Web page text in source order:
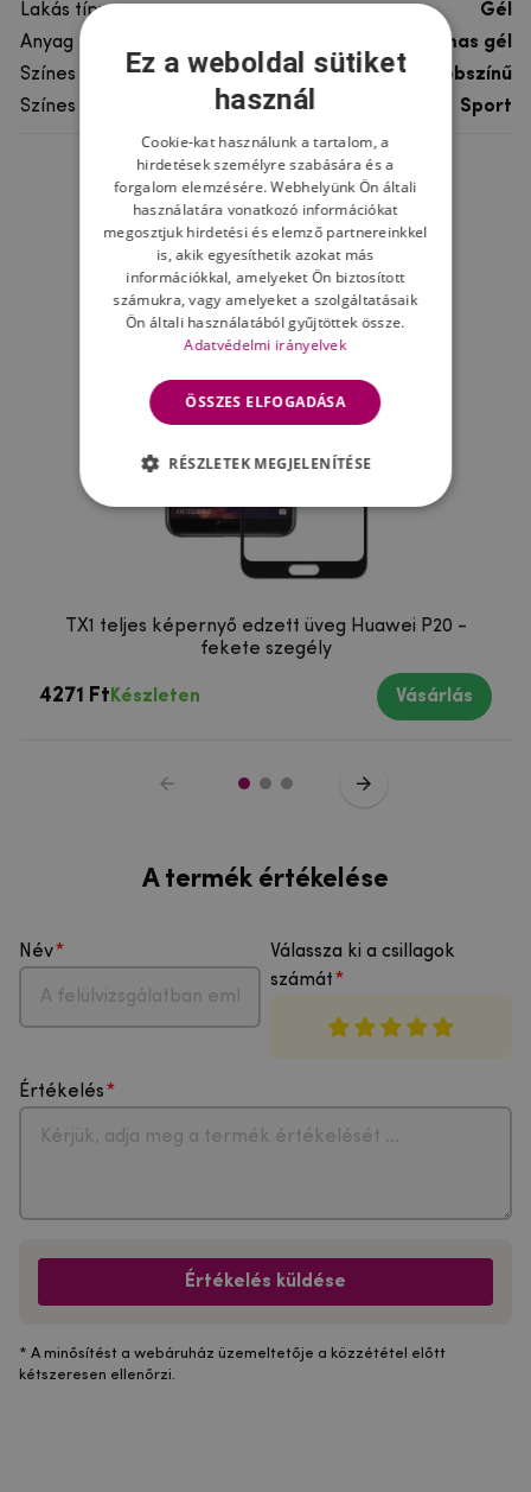
Lakás típusa
Gél
Anyag
rugalmas gél
Színes
többszínű
Színes motívum
Sport
Ne felejtsd el
TX1 teljes képernyő edzett üveg Huawei P20 -
fekete szegély
4271 Ft Készleten Vásárlás
A termék értékelése
Név
Válassza ki a csillagok
számát
Értékelés
Értékelés küldése
* A minősítést a webáruház üzemeltetője a közzététel előtt
kétszeresen ellenőrzi.
Ez a weboldal sütiket
használ
Cookie-kat használunk a tartalom, a
hirdetések személyre szabására és a
forgalom elemzésére. Webhelyünk Ön általi
használatára vonatkozó információkat
megosztjuk hirdetési és elemző partnereinkkel
is, akik egyesíthetik azokat más
információkkal, amelyeket Ön biztosított
számukra, vagy amelyeket a szolgáltatásaik
Ön általi használatából gyűjtöttek össze.
Adatvédelmi irányelvek
ÖSSZES ELFOGADÁSA
RÉSZLETEK MEGJELENÍTÉSE